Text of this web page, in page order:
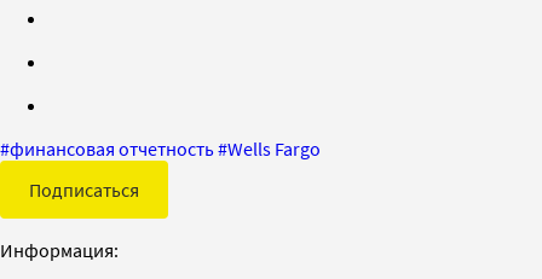
#финансовая отчетность#Wells Fargo
Подписаться
Информация: